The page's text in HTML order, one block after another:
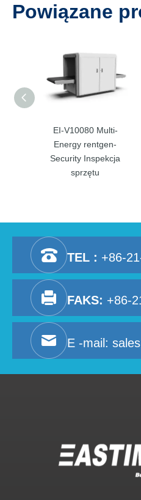
Powiązane
EI-V10080 Multi-
Energy rentgen-
Security Inspekcja
sprzętu
TEL : +86-
FAKS: +86-
E -mail: